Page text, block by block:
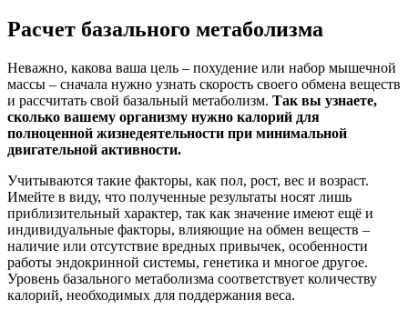
Расчет базального метаболизма
Неважно, какова ваша цель – похудение или набор мышечной
массы – сначала нужно узнать скорость своего обмена веществ
и рассчитать свой базальный метаболизм. Так вы узнаете,
сколько вашему организму нужно калорий для
полноценной жизнедеятельности при минимальной
двигательной активности.
Учитываются такие факторы, как пол, рост, вес и возраст.
Имейте в виду, что полученные результаты носят лишь
приблизительный характер, так как значение имеют ещё и
индивидуальные факторы, влияющие на обмен веществ –
наличие или отсутствие вредных привычек, особенности
работы эндокринной системы, генетика и многое другое.
Уровень базального метаболизма соответствует количеству
калорий, необходимых для поддержания веса.